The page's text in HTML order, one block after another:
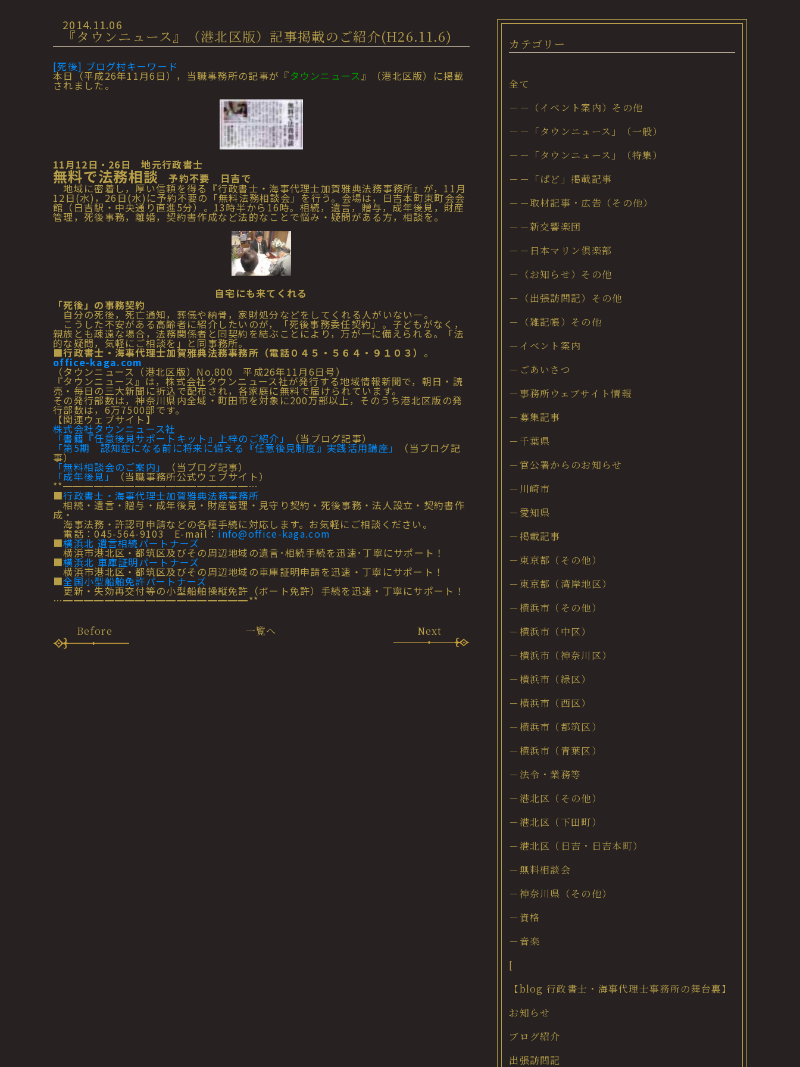
2014.11.06
『タウンニュース』（港北区版）記事掲載のご紹介(H26.11.6)
[死後] ブログ村キーワード
本日（平成26年11月6日），当職事務所の記事が『タウンニュース』（港北区版）に掲載
されました。
11月12日・26日 地元行政書士
無料で法務相談 予約不要 日吉で
地域に密着し，厚い信頼を得る『行政書士・海事代理士加賀雅典法務事務所』が，11月
12日(水)，26日(水)に予約不要の「無料法務相談会」を行う。会場は，日吉本町東町会会
館（日吉駅・中央通り直進5分）。13時半から16時。相続，遺言，贈与，成年後見，財産
管理，死後事務，離婚，契約書作成など法的なことで悩み・疑問がある方，相談を。
自宅にも来てくれる
「死後」の事務契約
自分の死後，死亡通知，葬儀や納骨，家財処分などをしてくれる人がいない―。
こうした不安がある高齢者に紹介したいのが，「死後事務委任契約」。子どもがなく，
親族とも疎遠な場合，法務関係者と同契約を結ぶことにより，万が一に備えられる。「法
的な疑問，気軽にご相談を」と同事務所。
■行政書士・海事代理士加賀雅典法務事務所（電話０４５・５６４・９１０３） 。
office-kaga.com
（タウンニュース（港北区版）No.800 平成26年11月6日号）
『タウンニュース』は，株式会社タウンニュース社が発行する地域情報新聞で，朝日・読
売・毎日の三大新聞に折込で配布され，各家庭に無料で届けられています。
その発行部数は，神奈川県内全域・町田市を対象に200万部以上，そのうち港北区版の発
行部数は，6万7500部です。
【関連ウェブサイト】
株式会社タウンニュース社
「書籍『任意後見サポートキット』上梓のご紹介」 （当ブログ記事）
「第5期 認知症になる前に将来に備える『任意後見制度』実践活用講座」 （当ブログ記
事）
「無料相談会のご案内」 （当ブログ記事）
「成年後見」 （当職事務所公式ウェブサイト）
**━━━━━━━━━━━━━━━━━━…
■行政書士・海事代理士加賀雅典法務事務所
相続・遺言・贈与・成年後見・財産管理・見守り契約・死後事務・法人設立・契約書作
成・
海事法務・許認可申請などの各種手続に対応します。お気軽にご相談ください。
電話：045-564-9103 E-mail：info@office-kaga.com
■横浜北 遺言相続パートナーズ
横浜市港北区・都筑区及びその周辺地域の遺言･相続手続を迅速･丁寧にサポート！
■横浜北 車庫証明パートナーズ
横浜市港北区・都筑区及びその周辺地域の車庫証明申請を迅速・丁寧にサポート！
■全国小型船舶免許パートナーズ
更新・失効再交付等の小型船舶操縦免許（ボート免許）手続を迅速・丁寧にサポート！
…━━━━━━━━━━━━━━━━━━**
Before 一覧へ Next
カテゴリー
全て
－－（イベント案内）その他
－－「タウンニュース」（一般）
－－「タウンニュース」（特集）
－－「ぱど」掲載記事
－－取材記事・広告（その他）
－－新交響楽団
－－日本マリン倶楽部
－（お知らせ）その他
－（出張訪問記）その他
－（雑記帳）その他
－イベント案内
－ごあいさつ
－事務所ウェブサイト情報
－募集記事
－千葉県
－官公署からのお知らせ
－川崎市
－愛知県
－掲載記事
－東京都（その他）
－東京都（湾岸地区）
－横浜市（その他）
－横浜市（中区）
－横浜市（神奈川区）
－横浜市（緑区）
－横浜市（西区）
－横浜市（都筑区）
－横浜市（青葉区）
－法令・業務等
－港北区（その他）
－港北区（下田町）
－港北区（日吉・日吉本町）
－無料相談会
－神奈川県（その他）
－資格
－音楽
[
【blog 行政書士・海事代理士事務所の舞台裏】
お知らせ
ブログ紹介
出張訪問記